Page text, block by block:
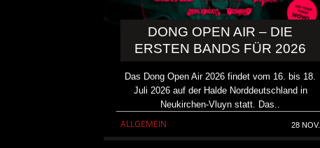
DONG OPEN AIR – DIE
ERSTEN BANDS FÜR 2026
Das Dong Open Air 2026 findet vom 16. bis 18.
Juli 2026 auf der Halde Norddeutschland in
Neukirchen-Vluyn statt. Das..
ALLGEMEIN 28 NOV.